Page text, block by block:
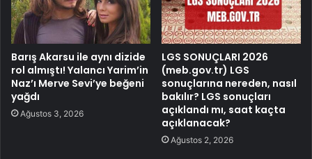
Barış Akarsu ile aynı dizide
rol almıştı! Yalancı Yarim’in
Naz’ı Merve Sevi’ye beğeni
yağdı
Ağustos 3, 2026
LGS SONUÇLARI 2026
(meb.gov.tr) LGS
sonuçlarına nereden, nasıl
bakılır? LGS sonuçları
açıklandı mı, saat kaçta
açıklanacak?
Ağustos 2, 2026